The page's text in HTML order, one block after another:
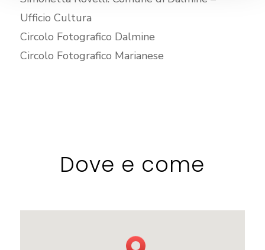
Ufficio Cultura
Circolo Fotografico Dalmine
Circolo Fotografico Marianese
Dove e come